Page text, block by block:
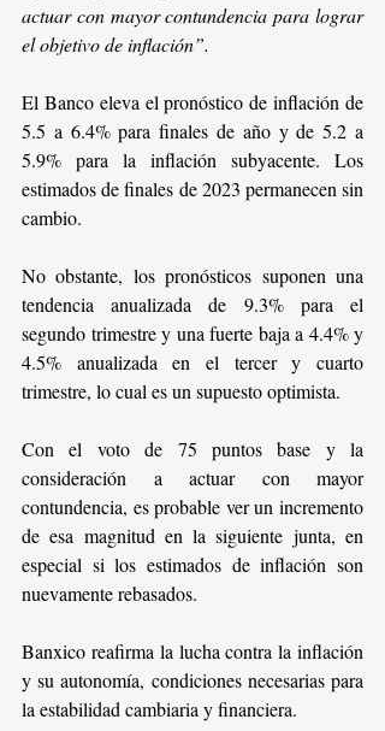
actuar con mayor contundencia para lograr
el objetivo de inflación”.
El Banco eleva el pronóstico de inflación de
5.5 a 6.4% para finales de año y de 5.2 a
5.9% para la inflación subyacente. Los
estimados de finales de 2023 permanecen sin
cambio.
No obstante, los pronósticos suponen una
tendencia anualizada de 9.3% para el
segundo trimestre y una fuerte baja a 4.4% y
4.5% anualizada en el tercer y cuarto
trimestre, lo cual es un supuesto optimista.
Con el voto de 75 puntos base y la
consideración a actuar con mayor
contundencia, es probable ver un incremento
de esa magnitud en la siguiente junta, en
especial si los estimados de inflación son
nuevamente rebasados.
Banxico reafirma la lucha contra la inflación
y su autonomía, condiciones necesarias para
la estabilidad cambiaria y financiera.